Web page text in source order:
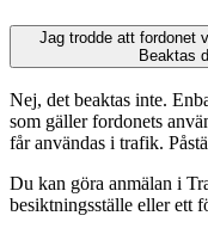
Jag trodde att fordonet
Beaktas
Nej, det beaktas inte.
som gäller fordonets
får användas i trafik.
Du kan göra anmälan i
besiktningsställe eller ett